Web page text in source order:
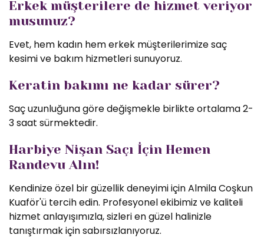
Erkek müşterilere de hizmet veriyor
musunuz?
Evet, hem kadın hem erkek müşterilerimize saç
kesimi ve bakım hizmetleri sunuyoruz.
Keratin bakımı ne kadar sürer?
Saç uzunluğuna göre değişmekle birlikte ortalama 2-
3 saat sürmektedir.
Harbiye Nişan Saçı İçin Hemen
Randevu Alın!
Kendinize özel bir güzellik deneyimi için Almila Coşkun
Kuaför'ü tercih edin. Profesyonel ekibimiz ve kaliteli
hizmet anlayışımızla, sizleri en güzel halinizle
tanıştırmak için sabırsızlanıyoruz.